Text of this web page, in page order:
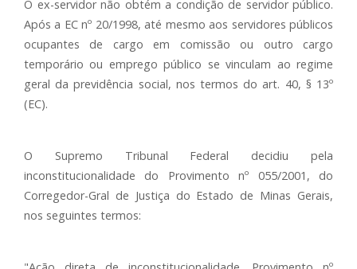
O ex-servidor não obtém a condição de servidor público.
Após a EC nº 20/1998, até mesmo aos servidores públicos
ocupantes de cargo em comissão ou outro cargo
temporário ou emprego público se vinculam ao regime
geral da previdência social, nos termos do art. 40, § 13º
(EC).
O Supremo Tribunal Federal decidiu pela
inconstitucionalidade do Provimento nº 055/2001, do
Corregedor-Gral de Justiça do Estado de Minas Gerais,
nos seguintes termos: